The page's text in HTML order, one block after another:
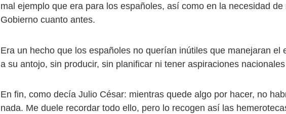
mal ejemplo que era para los españoles, así como en la necesidad de
Gobierno cuanto antes.
Era un hecho que los españoles no querían inútiles que manejaran el
a su antojo, sin producir, sin planificar ni tener aspiraciones
En fin, como decía Julio César: mientras quede algo por hacer, no
nada. Me duele recordar todo ello, pero lo recogen así las